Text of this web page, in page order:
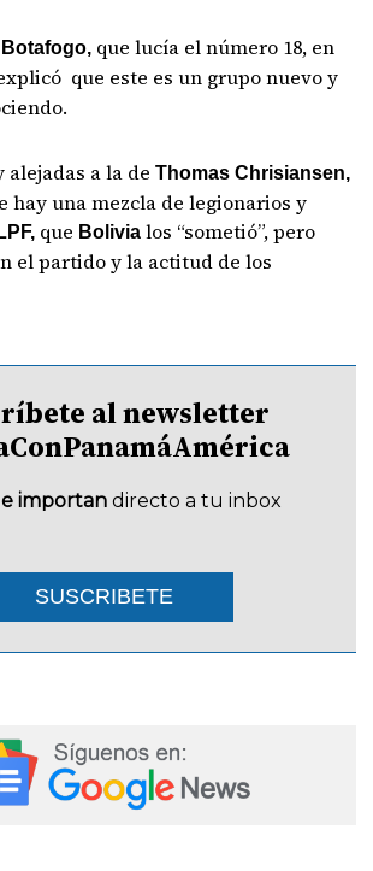
Botafogo, que lucía el número 18, en
que este es un grupo nuevo y
alejadas a la deThomas Chrisiansen,
hay una mezcla de legionarios y
LPF, que Bolivia los “sometió”, pero
el partido y la actitud de los
al newsletter
importan directo a tu inbox
SUSCRIBETE